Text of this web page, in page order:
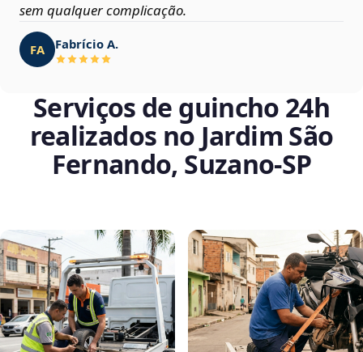
sem qualquer complicação.
FA Fabrício A.
Serviços de guincho 24h
realizados no Jardim São
Fernando, Suzano‑SP